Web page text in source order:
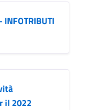
il 2022